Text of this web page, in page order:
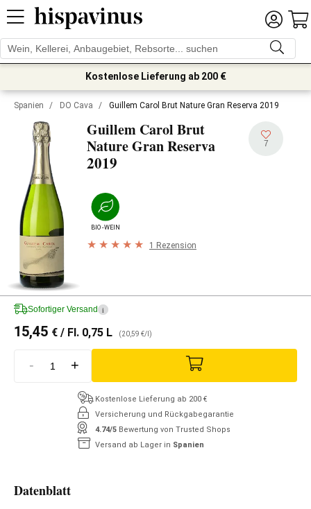
Kostenlose Lieferung ab 200 €
Spanien / DO Cava / Guillem Carol Brut Nature Gran Reserva 2019
Guillem Carol Brut
Nature Gran Reserva
2019
7
BIO-WEIN
1 Rezension
Sofortiger Versand i
15,45 € / Fl. 0,75 L (20,59 €/l)
- +
Kostenlose Lieferung ab 200 €
Versicherung und Rückgabegarantie
4.74/5 Bewertung von Trusted Shops
Versand ab Lager in Spanien
Datenblatt